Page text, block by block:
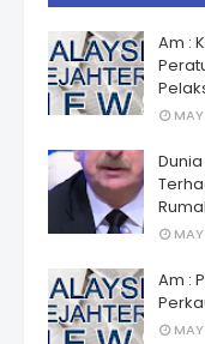
Am :
Am :